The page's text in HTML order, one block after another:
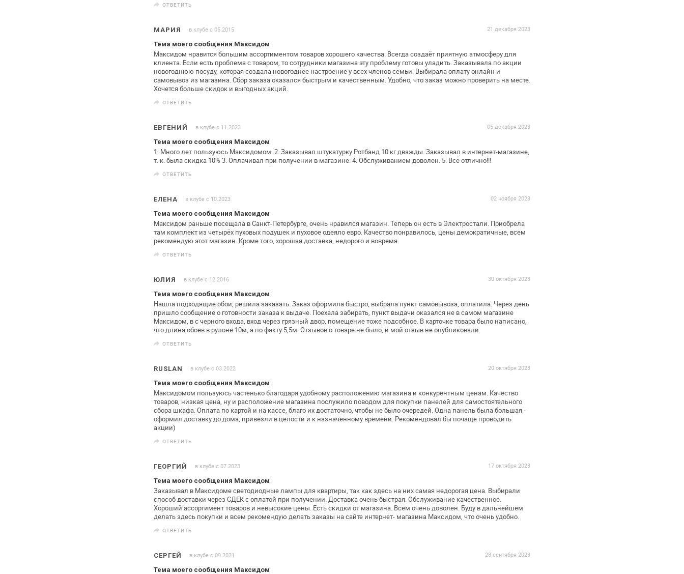
ОТВЕТИТЬ
МАРИЯ в клубе с 05.2015
21 декабря 2023
Тема моего сообщения Максидом
Максидом нравится большим ассортиментом товаров хорошего качества. Всегда создаёт приятную атмосферу для
клиента. Если есть проблема с товаром, то сотрудники магазина эту проблему готовы уладить. Заказывала по акции
новогоднюю посуду, которая создала новогоднее настроение у всех членовсемьи. Выбирала оплату онлайн и
самовывоз из магазина. Сборзаказа оказался быстрым и качественным. Удобно, что заказ можно проверить на месте.
Хочется больше скидок и выгодныхакций.
ОТВЕТИТЬ
ЕВГЕНИЙ в клубе с 11.2023
05 декабря 2023
Тема моего сообщения Максидом
1. Много лет пользуюсь Максидомом.2. Заказывал штукатурку Ротбанд 10 кг дважды.Заказывал в интернет-магазине,
т. к. была скидка 10% 3. Оплачивал при получении в магазине.4. Обслуживанием доволен. 5. Всё отлично!!!
ОТВЕТИТЬ
ЕЛЕНА в клубе с 10.2023
02 ноября 2023
Тема моего сообщения Максидом
Максидом раньше посещала в Санкт-Петербурге, очень нравился магазин. Теперь он есть в Электростали. Приобрела
там комплект из четырёх пуховых подушек и пуховое одеяло евро. Качество понравилось, цены демократичные, всем
рекомендую этот магазин. Кроме того, хорошая доставка, недорого и вовремя.
ОТВЕТИТЬ
ЮЛИЯ в клубе с 12.2016
30 октября 2023
Тема моего сообщения Максидом
Нашла подходящие обои, решила заказать. Заказ оформилабыстро, выбрала пункт самовывоза, оплатила. Через день
пришло сообщение о готовности заказа к выдаче. Поехалазабирать, пункт выдачи оказался не в самом магазине
Максидом, в с черного входа, вход через грязный двор, помещение тоже подсобное. В карточке товара было написано,
что длина обоев в рулоне 10м, а по факту 5,5м. Отзывов о товаре не было, и мой отзыв не опубликовали.
ОТВЕТИТЬ
RUSLAN в клубе с 03.2022
20 октября 2023
Тема моего сообщения Максидом
Максидомом пользуюсь частенько благодаря удобному расположению магазина и конкурентным ценам. Качество
товаров, низкая цена, ну и расположение магазина послужило поводом для покупки панелей для самостоятельного
сбора шкафа. Оплата по картой и на кассе, благо ихдостаточно, чтобы не было очередей.Одна панель была большая -
оформил доставку до дома, привезли в целости и к назначенному времени. Рекомендовал бы почаще проводить
акции)
ОТВЕТИТЬ
ГЕОРГИЙ в клубе с 07.2023
17 октября 2023
Тема моего сообщения Максидом
Заказывал в Максидоме светодиодные лампы для квартиры, так как здесь на них самая недорогая цена. Выбирали
способдоставки через СДЕК с оплатой при получении. Доставка оченьбыстрая. Обслуживание качественное.
Хороший ассортименттоваров и невысокие цены. Есть скидки от магазина. Всем очень доволен. Буду в дальнейшем
делать здесь покупки и всем рекомендую делать заказы на сайте интернет- магазина Максидом, что очень удобно.
ОТВЕТИТЬ
СЕРГЕЙ в клубе с 09.2021
28 сентября 2023
Тема моего сообщения Максидом